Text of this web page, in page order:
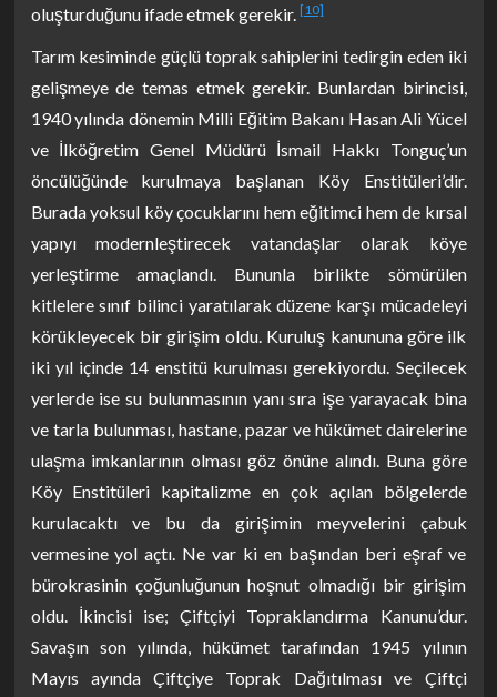
oluşturduğunu ifade etmek gerekir. [10]
Tarım kesiminde güçlü toprak sahiplerini tedirgin eden iki
gelişmeye de temas etmek gerekir. Bunlardan birincisi,
1940 yılında dönemin Milli Eğitim Bakanı Hasan Ali Yücel
ve İlköğretim Genel Müdürü İsmail Hakkı Tonguç’un
öncülüğünde kurulmaya başlanan Köy Enstitüleri’dir.
Burada yoksul köy çocuklarını hem eğitimci hem de kırsal
yapıyı modernleştirecek vatandaşlar olarak köye
yerleştirme amaçlandı. Bununla birlikte sömürülen
kitlelere sınıf bilinci yaratılarak düzene karşı mücadeleyi
körükleyecek bir girişim oldu. Kuruluş kanununa göre ilk
iki yıl içinde 14 enstitü kurulması gerekiyordu. Seçilecek
yerlerde ise su bulunmasının yanı sıra işe yarayacak bina
ve tarla bulunması, hastane, pazar ve hükümet dairelerine
ulaşma imkanlarının olması göz önüne alındı. Buna göre
Köy Enstitüleri kapitalizme en çok açılan bölgelerde
kurulacaktı ve bu da girişimin meyvelerini çabuk
vermesine yol açtı. Ne var ki en başından beri eşraf ve
bürokrasinin çoğunluğunun hoşnut olmadığı bir girişim
oldu. İkincisi ise; Çiftçiyi Topraklandırma Kanunu’dur.
Savaşın son yılında, hükümet tarafından 1945 yılının
Mayıs ayında Çiftçiye Toprak Dağıtılması ve Çiftçi